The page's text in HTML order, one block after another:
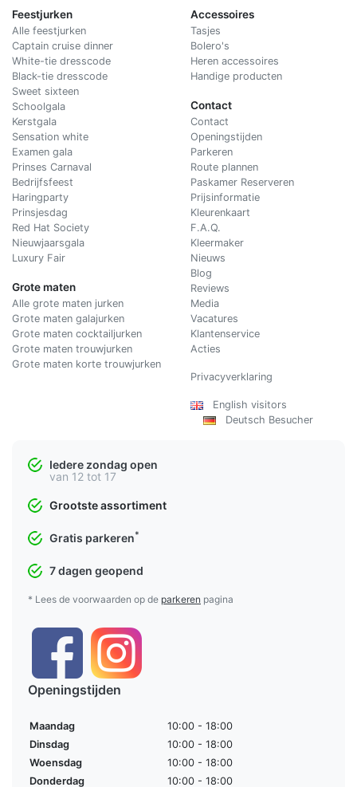
Feestjurken
Alle feestjurken
Captain cruise dinner
White-tie dresscode
Black-tie dresscode
Sweet sixteen
Schoolgala
Kerstgala
Sensation white
Examen gala
Prinses Carnaval
Bedrijfsfeest
Haringparty
Prinsjesdag
Red Hat Society
Nieuwjaarsgala
Luxury Fair
Grote maten
Alle grote maten jurken
Grote maten galajurken
Grote maten cocktailjurken
Grote maten trouwjurken
Grote maten korte trouwjurken
Accessoires
Tasjes
Bolero's
Heren accessoires
Handige producten
Contact
Contact
Openingstijden
Parkeren
Route plannen
Paskamer Reserveren
Prijsinformatie
Kleurenkaart
F.A.Q.
Kleermaker
Nieuws
Blog
Reviews
Media
Vacatures
Klantenservice
Acties
Privacyverklaring
English visitors
Deutsch Besucher
Iedere zondag open
van 12 tot 17
Grootste assortiment
Gratis parkeren*
7 dagen geopend
* Lees de voorwaarden op de parkeren pagina
Openingstijden
Maandag
10:00 - 18:00
Dinsdag
10:00 - 18:00
Woensdag
10:00 - 18:00
Donderdag
10:00 - 18:00